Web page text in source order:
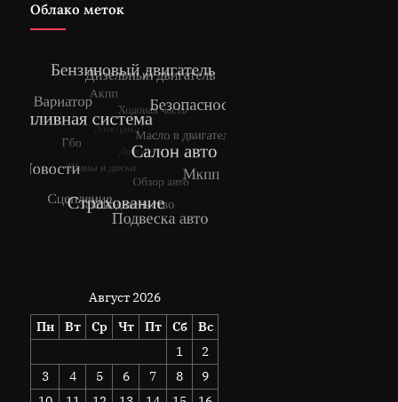
Облако меток
Август 2026
Пн
Вт Ср Чт Пт Сб
Вс
1
2
3
4 5 6 7 8
9